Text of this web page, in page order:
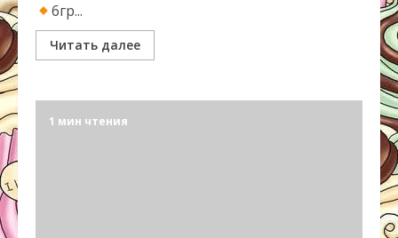
6гр...
Читать далее
1 мин чтения